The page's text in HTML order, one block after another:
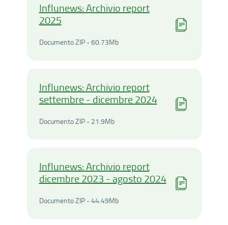
Influnews: Archivio report
2025
Documento ZIP - 60.73MbDocumento ZIP -
Influnews: Archivio report
settembre - dicembre 2024
Documento ZIP - 21.9MbDocumento ZIP -
Influnews: Archivio report
dicembre 2023 - agosto 2024
Documento ZIP - 44.49MbDocumento ZIP -